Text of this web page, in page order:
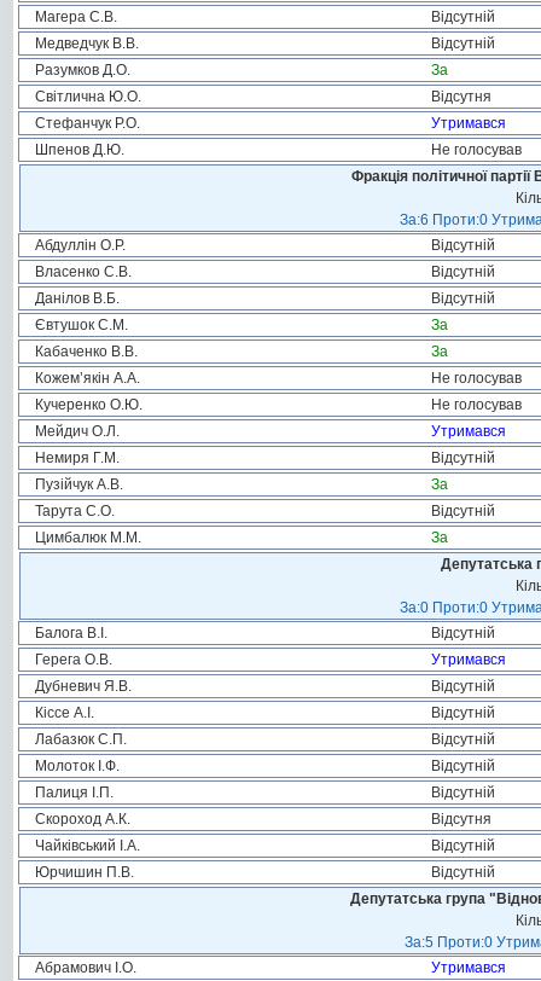
Магера С.В.
Відсутній
Медведчук В.В.
Відсутній
Разумков Д.О.
За
Світлична Ю.О.
Відсутня
Стефанчук Р.О.
Утримався
Шпенов Д.Ю.
Не голосував
Фракція політичної
За:6 Проти:0
Абдуллін О.Р.
Відсутній
Власенко С.В.
Відсутній
Данілов В.Б.
Відсутній
Євтушок С.М.
За
Кабаченко В.В.
За
Кожем’якін А.А.
Не голосував
Кучеренко О.Ю.
Не голосував
Мейдич О.Л.
Утримався
Немиря Г.М.
Відсутній
Пузійчук А.В.
За
Тарута С.О.
Відсутній
Цимбалюк М.М.
За
Депутатська
За:0 Проти:0
Балога В.І.
Відсутній
Герега О.В.
Утримався
Дубневич Я.В.
Відсутній
Кіссе А.І.
Відсутній
Лабазюк С.П.
Відсутній
Молоток І.Ф.
Відсутній
Палиця І.П.
Відсутній
Скороход А.К.
Відсутня
Чайківський І.А.
Відсутній
Юрчишин П.В.
Відсутній
Депутатська група
За:5 Проти:0
Абрамович І.О.
Утримався